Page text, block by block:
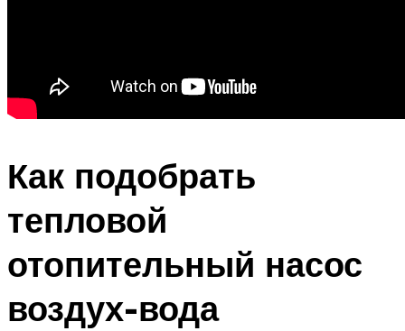
Как подобрать
тепловой
отопительный насос
воздух-вода